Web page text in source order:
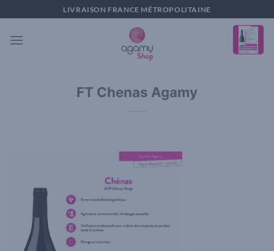
au
contenu
LIVRAISON FRANCE MÉTROPOLITAINE
FT Chenas Agamy